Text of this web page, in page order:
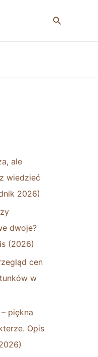
Szukaj
ale
wiedzieć
2026)
dwoje?
(2026)
cen
w
piękna
Opis